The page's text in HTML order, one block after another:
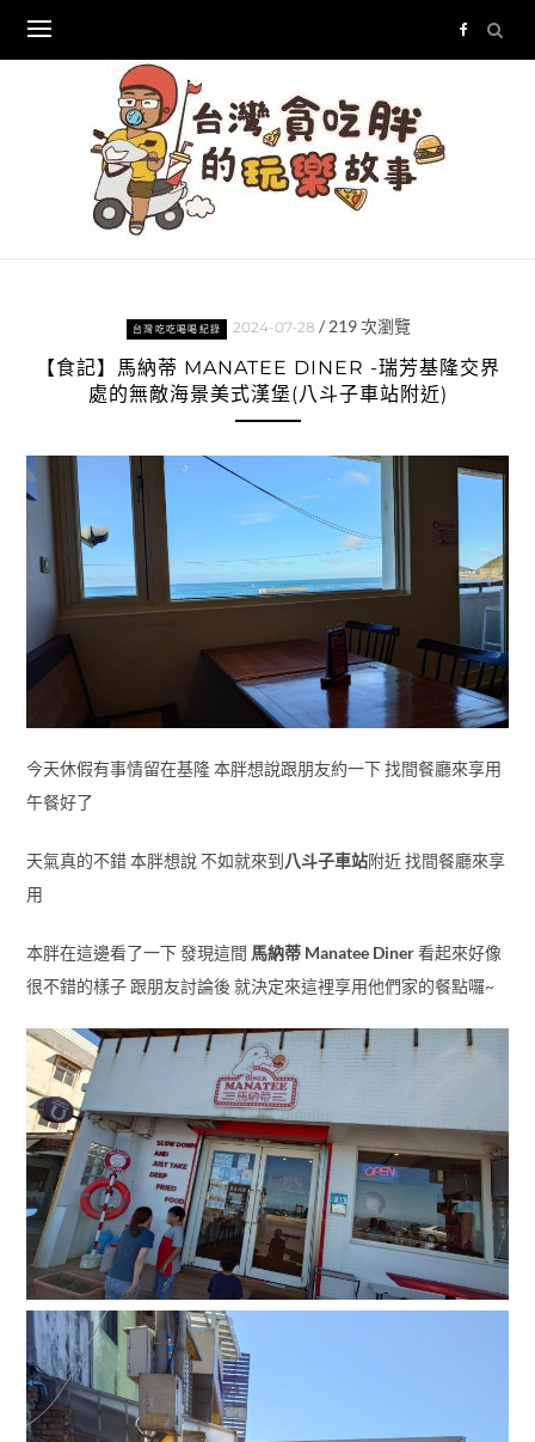
content
台灣吃吃喝喝紀錄 2024-07-28 / 219次瀏覽
【食記】馬納蒂 MANATEE DINER -瑞芳基隆交界
處的無敵海景美式漢堡(八斗子車站附近)
今天休假有事情留在基隆 本胖想說跟朋友約一下 找間餐廳來享用
午餐好了
天氣真的不錯 本胖想說 不如就來到八斗子車站附近 找間餐廳來享
用
本胖在這邊看了一下 發現這間 馬納蒂 Manatee Diner看起來好像
很不錯的樣子 跟朋友討論後 就決定來這裡享用他們家的餐點囉~